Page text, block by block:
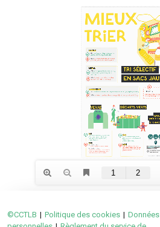
©CCTLB | Politique des cookies | Données